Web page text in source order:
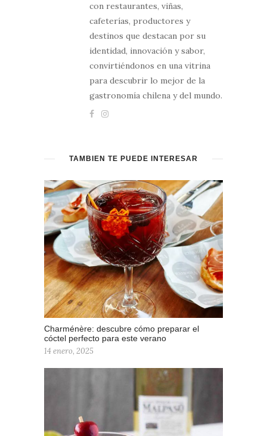
con restaurantes, viñas,
cafeterías, productores y
destinos que destacan por su
identidad, innovación y sabor,
convirtiéndonos en una vitrina
para descubrir lo mejor de la
gastronomía chilena y del mundo.
TAMBIÉN TE PUEDE INTERESAR
Charménère: descubre cómo preparar el
cóctel perfecto para este verano
14 enero, 2025